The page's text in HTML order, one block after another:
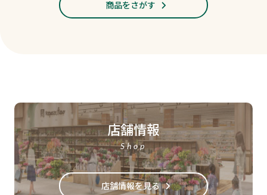
商品をさがす
店舗情報
Shop
店舗情報を見る